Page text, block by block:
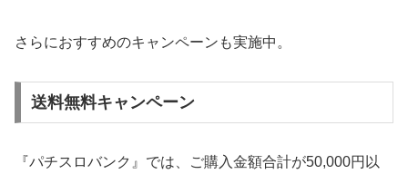
さらにおすすめのキャンペーンも実施中。
送料無料キャンペーン
『パチスロバンク』では、ご購入金額合計が50,000円以